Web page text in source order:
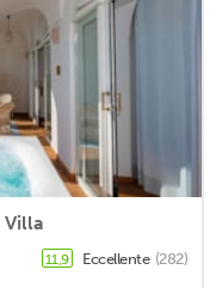
Villa
11,9 Eccellente (282)